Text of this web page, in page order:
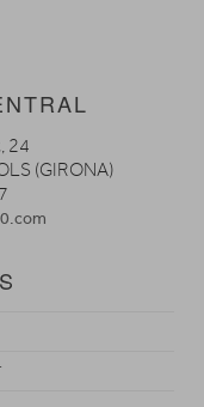
24
(GIRONA)